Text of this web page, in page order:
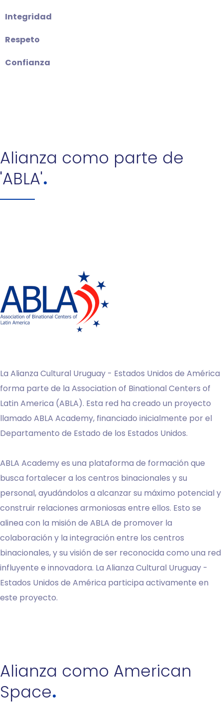
Integridad
Respeto
Confianza
Alianza como parte de
'ABLA'
La Alianza Cultural Uruguay - Estados Unidos de América
forma parte de la Association of Binational Centers of
Latin America (ABLA). Esta red ha creado un proyecto
llamado ABLA Academy, financiado inicialmente por el
Departamento de Estado de los Estados Unidos.
ABLA Academy es una plataforma de formación que
busca fortalecer a los centros binacionales y su
personal, ayudándolos a alcanzar su máximo potencial y
construir relaciones armoniosas entre ellos. Esto se
alinea con la misión de ABLA de promover la
colaboración y la integración entre los centros
binacionales, y su visión de ser reconocida como una red
influyente e innovadora. La Alianza Cultural Uruguay -
Estados Unidos de América participa activamente en
este proyecto.
Alianza como American
Space